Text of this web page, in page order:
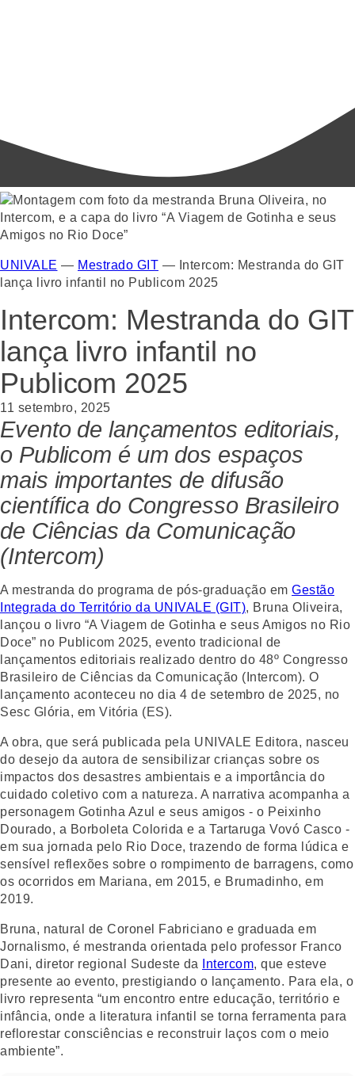
UNIVALE — Mestrado GIT — Intercom: Mestranda do GIT
lança livro infantil no Publicom 2025
Intercom: Mestranda do GIT
lança livro infantil no
Publicom 2025
11 setembro, 2025
Evento de lançamentos editoriais,
o Publicom é um dos espaços
mais importantes de difusão
científica do Congresso Brasileiro
de Ciências da Comunicação
(Intercom)
A mestranda do programa de pós-graduação em Gestão
Integrada do Território da UNIVALE (GIT), Bruna Oliveira,
lançou o livro “A Viagem de Gotinha e seus Amigos no Rio
Doce” no Publicom 2025, evento tradicional de
lançamentos editoriais realizado dentro do 48º Congresso
Brasileiro de Ciências da Comunicação (Intercom). O
lançamento aconteceu no dia 4 de setembro de 2025, no
Sesc Glória, em Vitória (ES).
A obra, que será publicada pela UNIVALE Editora, nasceu
do desejo da autora de sensibilizar crianças sobre os
impactos dos desastres ambientais e a importância do
cuidado coletivo com a natureza. A narrativa acompanha a
personagem Gotinha Azul e seus amigos - o Peixinho
Dourado, a Borboleta Colorida e a Tartaruga Vovó Casco -
em sua jornada pelo Rio Doce, trazendo de forma lúdica e
sensível reflexões sobre o rompimento de barragens, como
os ocorridos em Mariana, em 2015, e Brumadinho, em
2019.
Bruna, natural de Coronel Fabriciano e graduada em
Jornalismo, é mestranda orientada pelo professor Franco
Dani, diretor regional Sudeste da
Intercom, que esteve
presente ao evento, prestigiando o lançamento. Para ela, o
livro representa “um encontro entre educação, território e
infância, onde a literatura infantil se torna ferramenta para
reflorestar consciências e reconstruir laços com o meio
ambiente”.